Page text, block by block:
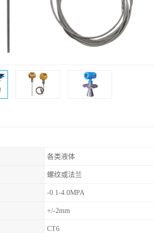
各类液体
螺纹或法兰
-0.1-4.0MPA
+/-2mm
CT6